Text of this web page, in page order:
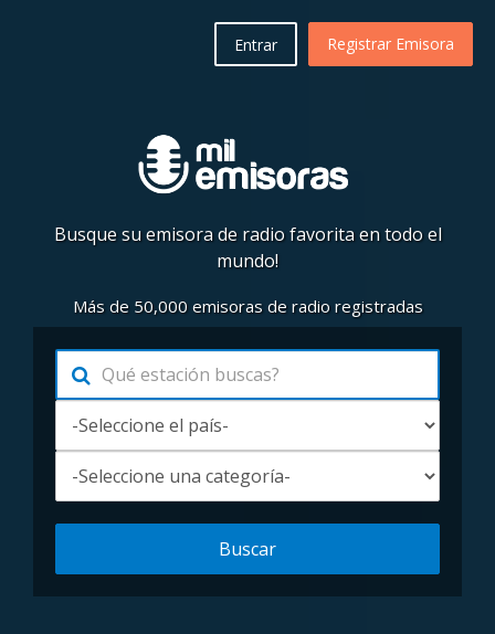
Registrar Emisora
Entrar
Busque su emisora de radio favorita en todo el
mundo!
Más de 50,000 emisoras de radio registradas
Buscar